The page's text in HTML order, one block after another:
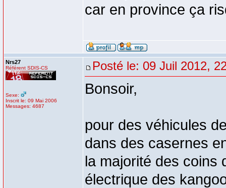
car en province ça
Nrs27
Référent SDIS-CS
Sexe:
Inscrit le: 09 Mai 2006
Messages: 4687
Posté le: 09 Juil 2012,
Bonsoir,
pour des véhicules
dans des casernes
la majorité des coins
électrique des